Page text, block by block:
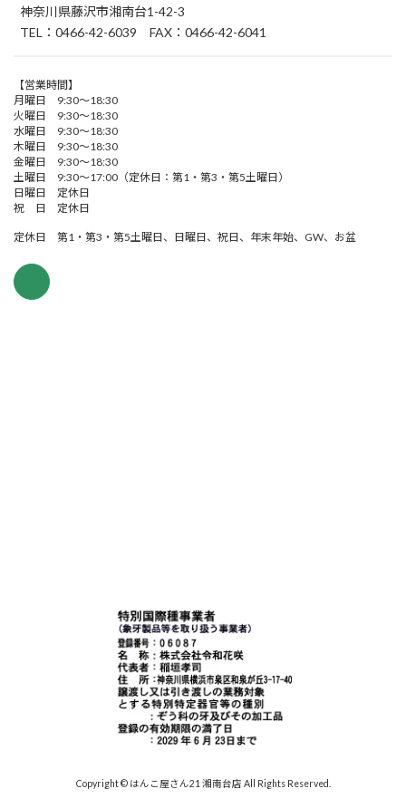
神奈川県藤沢市湘南台1-42-3
TEL：0466-42-6039 FAX：0466-42-6041
【営業時間】
月曜日 9:30～18:30
火曜日 9:30～18:30
水曜日 9:30～18:30
木曜日 9:30～18:30
金曜日 9:30～18:30
土曜日 9:30～17:00（定休日：第1・第3・第5土曜日）
日曜日 定休日
祝 日 定休日
定休日 第1・第3・第5土曜日、日曜日、祝日、年末年始、GW、お盆
Copyright © はんこ屋さん21 湘南台店 All Rights Reserved.